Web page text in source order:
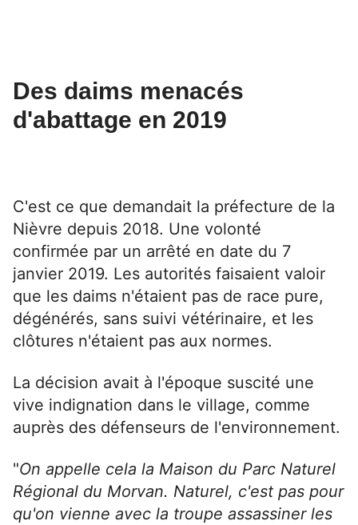
Des daims menacés
d'abattage en 2019
C'est ce que demandait la préfecture de la
Nièvre depuis 2018. Une volonté
confirmée par un arrêté en date du 7
janvier 2019. Les autorités faisaient valoir
que les daims n'étaient pas de race pure,
dégénérés, sans suivi vétérinaire, et les
clôtures n'étaient pas aux normes.
La décision avait à l'époque suscité une
vive indignation dans le village, comme
auprès des défenseurs de l'environnement.
"On appelle cela la Maison du Parc Naturel
Régional du Morvan. Naturel, c'est pas pour
qu'on vienne avec la troupe assassiner les